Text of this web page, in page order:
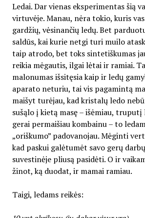
Ledai. Dar vienas eksperimentas šią
virtuvėje. Manau, nėra tokio, kuris
gardžių, vėsinančių ledų. Bet
saldūs, kai kurie netgi turi muilo
taip atrodo, bet toks sintetiškumas
reikia mėgautis, ilgai lėtai ir ramiai.
malonumas išsitęsia kaip ir ledų
aparato neturiu, tai vis pagamintą
maišyt turėjau, kad kristalų ledo
sušąlo į kietą masę – išėmiau,
gerai permaišiau kombainu – to
„oriškumo” padovanojau. Mėginti
kad paskui galėtumėt savo gerų
suvestinėje pliusą pasidėti. O ir
žinot, ką duodat, ir mamai ramiau.
Taigi, ledams reikės: